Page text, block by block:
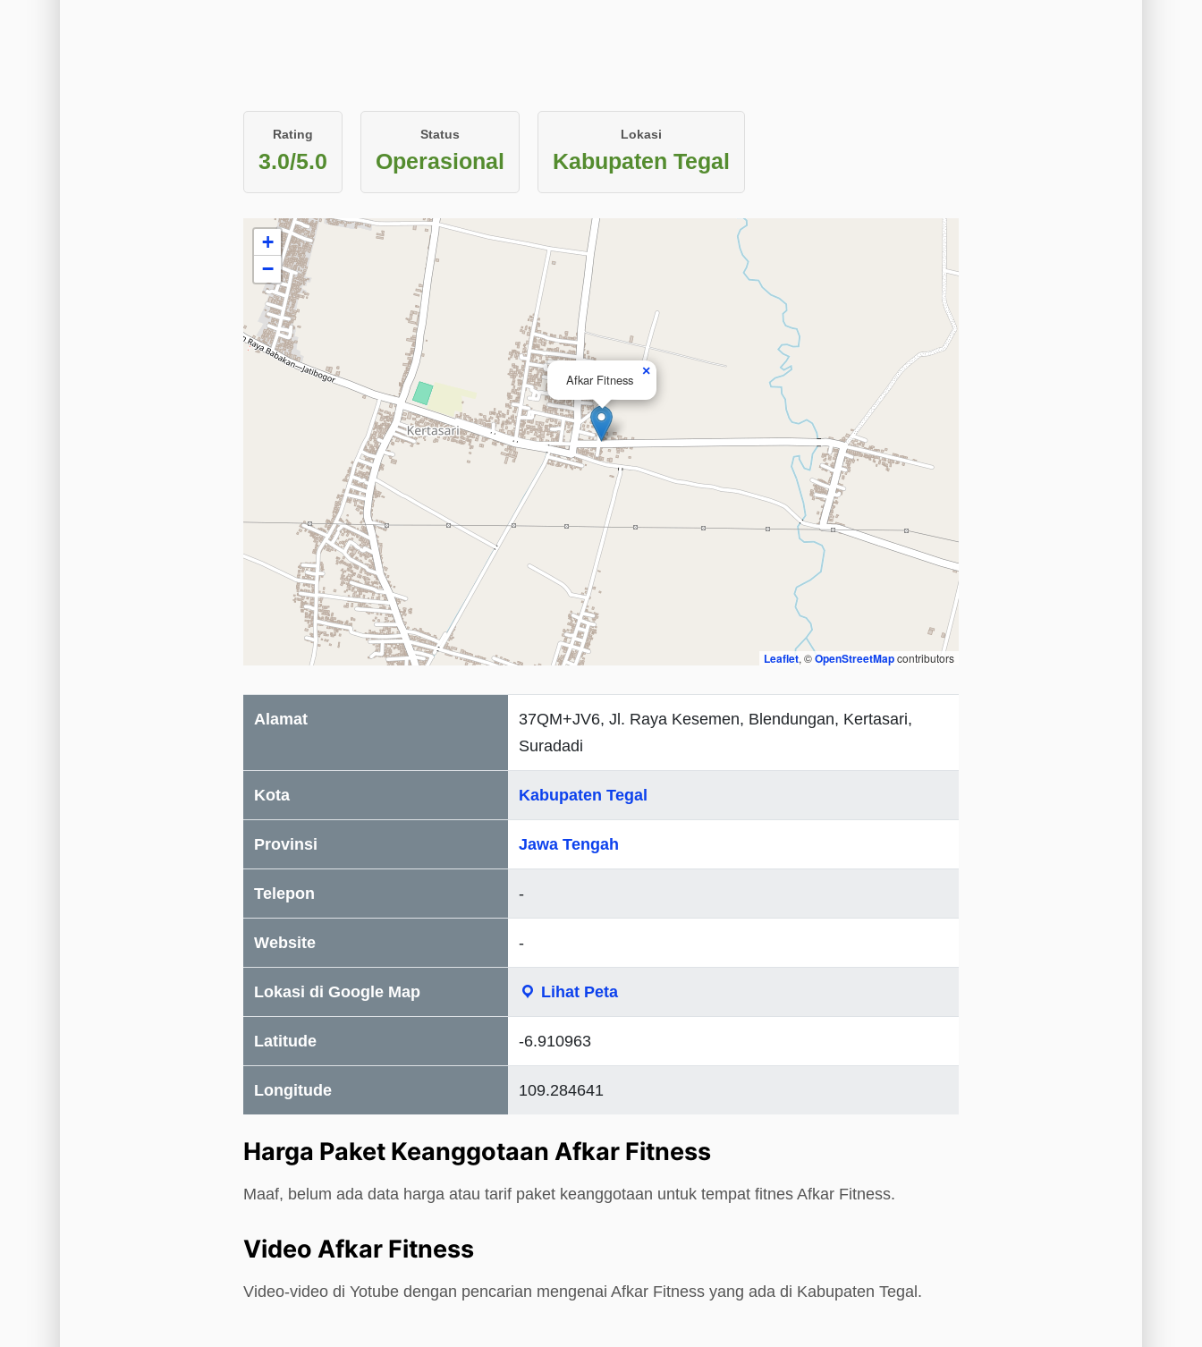
Rating
3.0/5.0
Status
Operasional
Lokasi
Kabupaten Tegal
Afkar Fitness
×
+
−
Leaflet, ©OpenStreetMapcontributors
Alamat
37QM+JV6, Jl. Raya Kesemen, Blendungan, Kertasari,
Suradadi
Kota Kabupaten Tegal
Provinsi Jawa Tengah
Telepon -
Website -
Lokasi di Google Map Lihat Peta
Latitude -6.910963
Longitude 109.284641
Harga Paket Keanggotaan Afkar Fitness
Maaf, belum ada data harga atau tarif paket keanggotaan untuk tempat fitnes Afkar Fitness.
Video Afkar Fitness
Video-video di Yotube dengan pencarian mengenai Afkar Fitness yang ada di Kabupaten Tegal.